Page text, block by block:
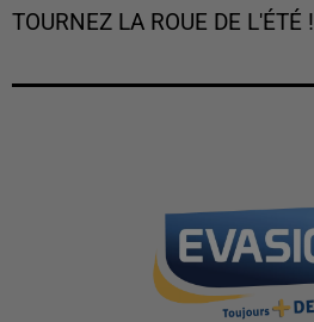
TOURNEZ LA ROUE DE L'ÉTÉ !